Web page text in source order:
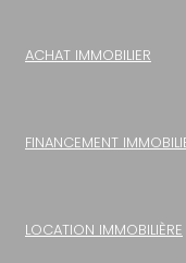
ACHAT IMMOBILIER
FINANCEMENT
LOCATION IMMOBILIÈRE